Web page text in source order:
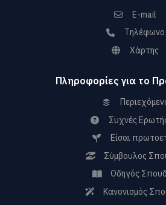
E-mail
Τηλέφωνο
Χάρτης
Πληροφορίες για το
Συχνές
Είσαι
Σύμβουλος
Οδηγός
Κανονισμός